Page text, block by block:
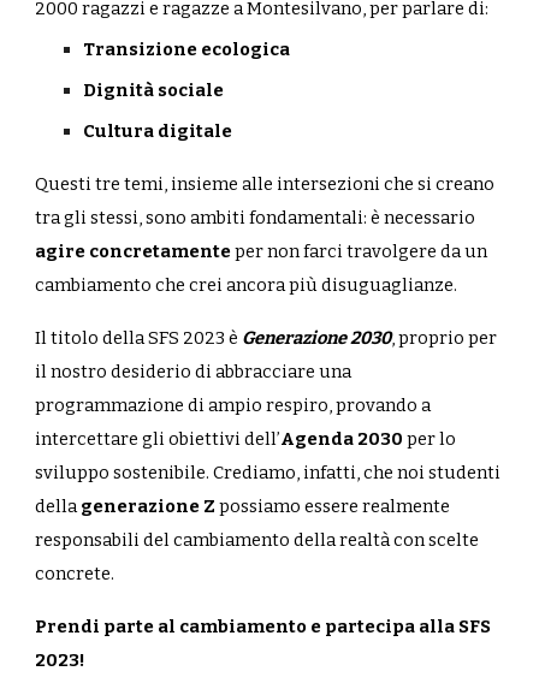
2000 ragazzi e ragazze a Montesilvano, per parlare di:
Transizione ecologica
Dignità sociale
Cultura digitale
Questi tre temi, insieme alle intersezioni che si creano
tra gli stessi, sono ambiti fondamentali: è necessario
agire concretamenteper non farci travolgere da un
cambiamento che crei ancora più disuguaglianze.
Il titolo della SFS 2023 è Generazione 2030, proprio per
il nostro desiderio di abbracciare una
programmazione di ampio respiro, provando a
intercettare gli obiettivi dell’Agenda 2030 per lo
sviluppo sostenibile. Crediamo, infatti, che noi studenti
dellagenerazione Z possiamo essere realmente
responsabili del cambiamento della realtà con scelte
concrete.
Prendi parte al cambiamento e partecipa alla SFS
2023!